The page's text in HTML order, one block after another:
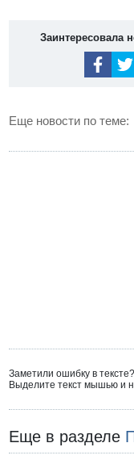
Заинтересовала
Еще новости по теме:
Заметили ошибку в тексте?
Выделите текст мышью и
Еще в разделе